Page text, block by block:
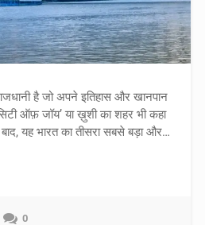
है जो अपने इतिहास और खानपान
ऑफ़ जॉय’ या ख़ुशी का शहर भी कहा
यह भारत का तीसरा सबसे बड़ा और…
0